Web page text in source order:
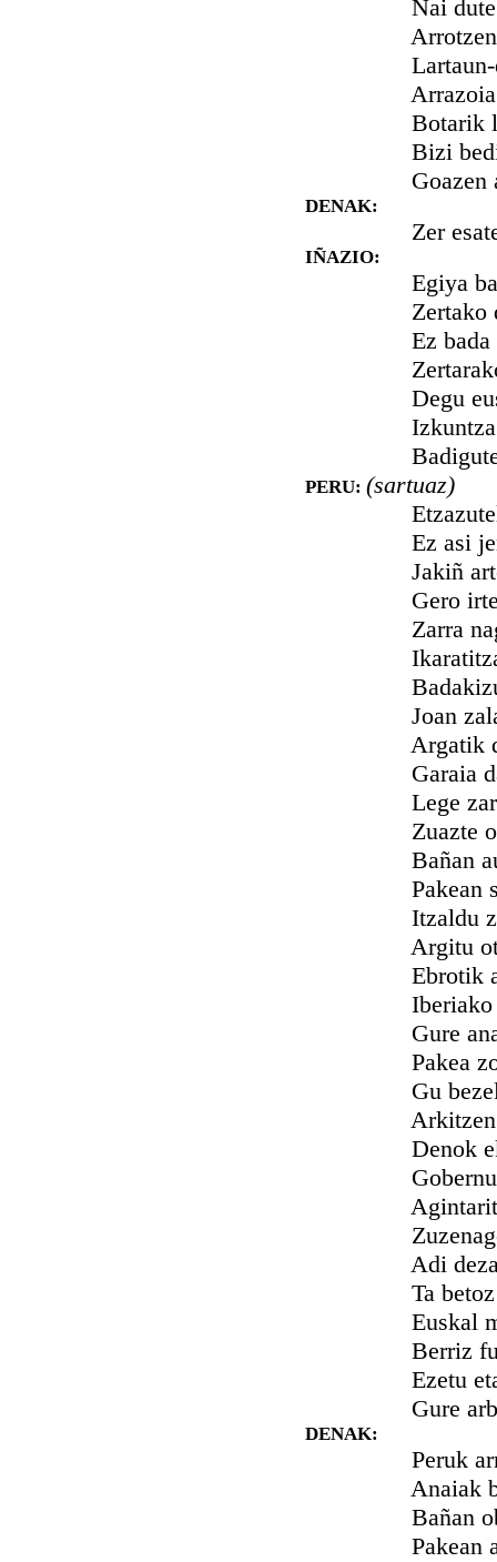
Nai dute
Arrotzen
Lartaun-en
Arrazoia
Botarik
Bizi bedi
Goazen
DENAK:
Zer esaten
IÑAZIO:
Egiya
Zertako da
Ez bada
Zertarako
Degu
Izkuntza
Badigute,
PERU: (sartuaz)
Etzazutela
Ez asi
Jakiñ
Gero irten
Zarra nago
Ikaratitzat
Badakizute
Joan zala
Argatik diot,
Garaia
Lege zarrari
Zuazte
Bañan
Pakean
Itzaldu
Argitu ote
Ebrotik
Iberiako
Gure anaiak
Pakea zor
Gu
Arkitzen
Denok
Gobernu
Agintaritzat
Zuzenago
Adi dezagun
Ta betoz
Euskal
Berriz
Ezetu eta
Gure arbola
DENAK:
Peruk
Anaiak
Bañan obe
Pakean